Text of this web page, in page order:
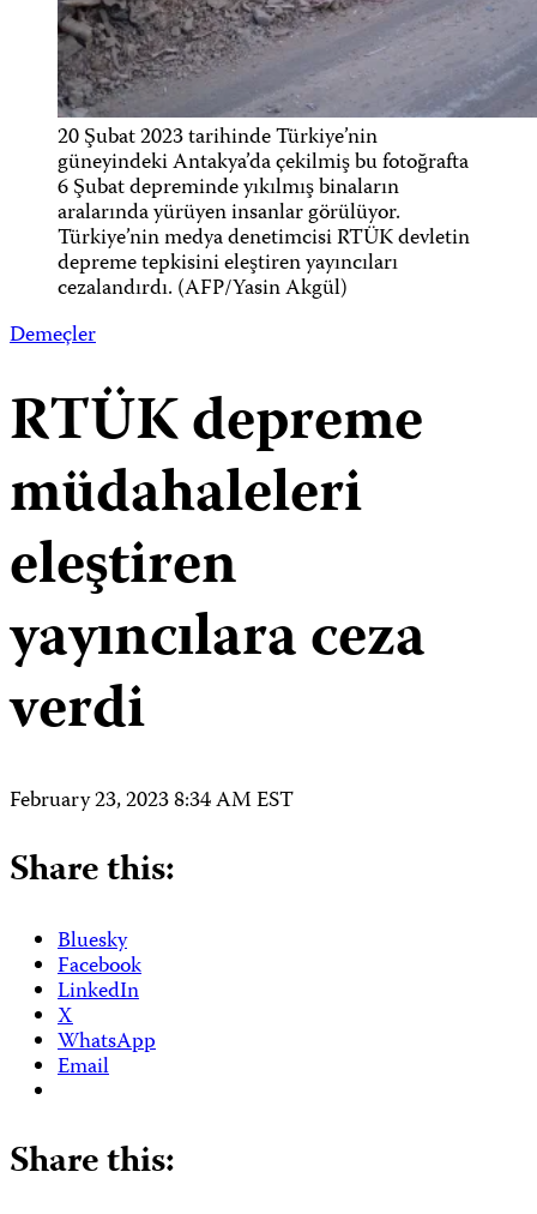
20 Şubat 2023 tarihinde Türkiye’nin
güneyindeki Antakya’da çekilmiş bu fotoğrafta
6 Şubat depreminde yıkılmış binaların
aralarında yürüyen insanlar görülüyor.
Türkiye’nin medya denetimcisi RTÜK devletin
depreme tepkisini eleştiren yayıncıları
cezalandırdı. (AFP/Yasin Akgül)
Demeçler
RTÜK depreme
müdahaleleri
eleştiren
yayıncılara ceza
verdi
February 23, 2023 8:34 AM EST
Share this:
Bluesky
Facebook
LinkedIn
X
WhatsApp
Email
Share this: